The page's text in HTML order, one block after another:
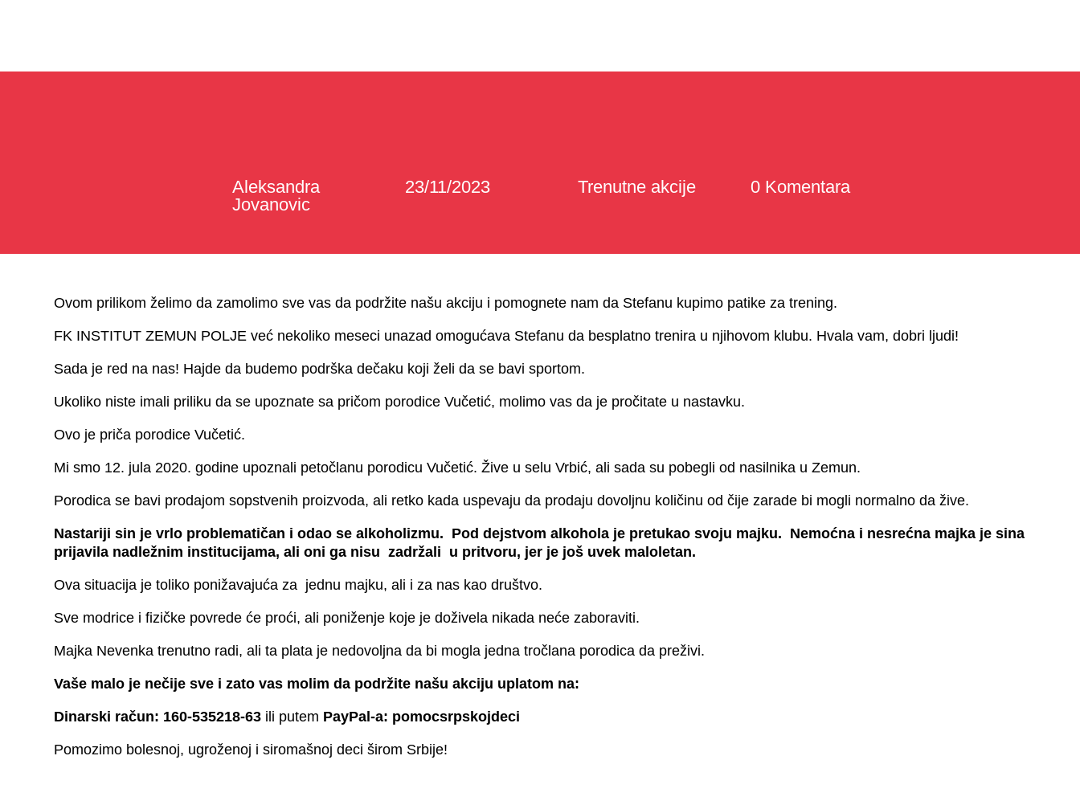
Aleksandra
Jovanovic
23/11/2023 Trenutne akcije 0 Komentara
Ovom prilikom želimo da zamolimo sve vas da podržite našu akciju i pomognete nam da Stefanu kupimo patike za trening.
FK INSTITUT ZEMUN POLJE već nekoliko meseci unazad omogućava Stefanu da besplatno trenira u njihovom klubu. Hvala vam, dobri ljudi!
Sada je red na nas! Hajde da budemo podrška dečaku koji želi da se bavi sportom.
Ukoliko niste imali priliku da se upoznate sa pričom porodice Vučetić, molimo vas da je pročitate u nastavku.
Ovo je priča porodice Vučetić.
Mi smo 12. jula 2020. godine upoznali petočlanu porodicu Vučetić. Žive u selu Vrbić, ali sada su pobegli od nasilnika u Zemun.
Porodica se bavi prodajom sopstvenih proizvoda, ali retko kada uspevaju da prodaju dovoljnu količinu od čije zarade bi mogli normalno da žive.
Nastariji sin je vrlo problematičan i odao se alkoholizmu. Pod dejstvom alkohola je pretukao svoju majku. Nemoćna i nesrećna majka je sina
prijavila nadležnim institucijama, ali oni ga nisu zadržali u pritvoru, jer je još uvek maloletan.
Ova situacija je toliko ponižavajuća za jednu majku, ali i za nas kao društvo.
Sve modrice i fizičke povrede će proći, ali poniženje koje je doživela nikada neće zaboraviti.
Majka Nevenka trenutno radi, ali ta plata je nedovoljna da bi mogla jedna tročlana porodica da preživi.
Vaše malo je nečije sve i zato vas molim da podržite našu akciju uplatom na:
Dinarski račun: 160-535218-63 ili putem PayPal-a: pomocsrpskojdeci
Pomozimo bolesnoj, ugroženoj i siromašnoj deci širom Srbije!